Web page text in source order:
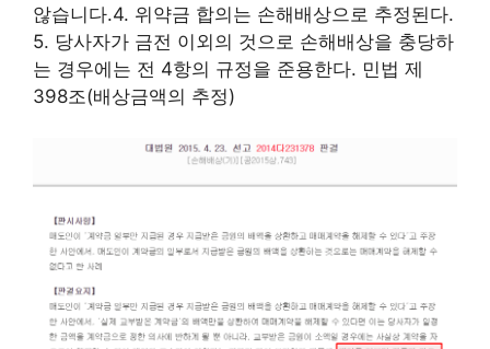
않습니다.4. 위약금 합의는 손해배상으로 추정된다.
5. 당사자가 금전 이외의 것으로 손해배상을 충당하
는 경우에는 전 4항의 규정을 준용한다. 민법 제
398조(배상금액의 추정)